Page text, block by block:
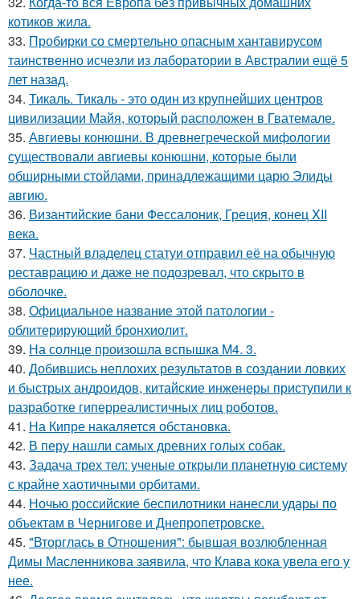
котиков жила.
33. Пробирки со смертельно опасным хантавирусом
таинственно исчезли из лаборатории в Австралии ещё 5
лет назад.
34. Тикаль. Тикаль - это один из крупнейших центров
цивилизации Майя, который расположен в Гватемале.
35. Авгиевы конюшни. В древнегреческой мифологии
существовали авгиевы конюшни, которые были
обширными стойлами, принадлежащими царю Элиды
авгию.
36. Византийские бани Фессалоник, Греция, конец XII
века.
37. Частный владелец статуи отправил её на обычную
реставрацию и даже не подозревал, что скрыто в
оболочке.
38. Официальное название этой патологии -
облитерирующий бронхиолит.
39. На солнце произошла вспышка M4. 3.
40. Добившись неплохих результатов в создании ловких
и быстрых андроидов, китайские инженеры приступили к
разработке гиперреалистичных лиц роботов.
41. На Кипре накаляется обстановка.
42. В перу нашли самых древних голых собак.
43. Задача трех тел: ученые открыли планетную систему
с крайне хаотичными орбитами.
44. Ночью российские беспилотники нанесли удары по
объектам в Чернигове и Днепропетровске.
45. "Вторглась в Отношения": бывшая возлюбленная
Димы Масленникова заявила, что Клава кока увела его у
нее.